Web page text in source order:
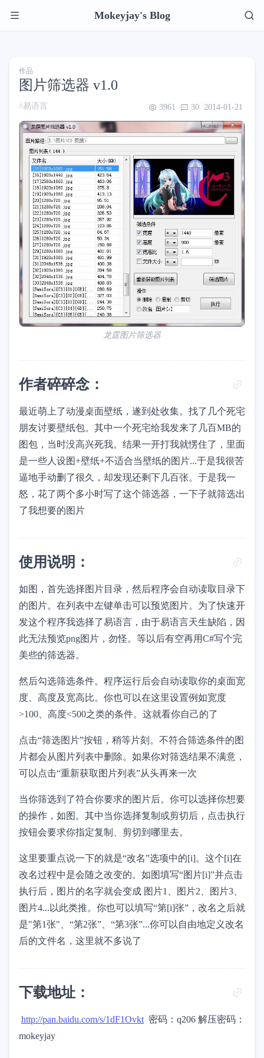
Mokeyjay's Blog
作品
图片筛选器 v1.0
易语言 3961 30 2014-01-21
龙霆图片筛选器
作者碎碎念：
最近萌上了动漫桌面壁纸，遂到处收集。找了几个死宅
朋友讨要壁纸包。其中一个死宅给我发来了几百MB的
图包，当时没高兴死我。结果一开打我就愣住了，里面
是一些人设图+壁纸+不适合当壁纸的图片...于是我很苦
逼地手动删了很久，却发现还剩下几百张。于是我一
怒，花了两个多小时写了这个筛选器，一下子就筛选出
了我想要的图片
使用说明：
如图，首先选择图片目录，然后程序会自动读取目录下
的图片。在列表中左键单击可以预览图片。为了快速开
发这个程序我选择了易语言，由于易语言天生缺陷，因
此无法预览png图片，勿怪。等以后有空再用C#写个完
美些的筛选器。
然后勾选筛选条件。程序运行后会自动读取你的桌面宽
度、高度及宽高比。你也可以在这里设置例如宽度
>100、高度<500之类的条件。这就看你自己的了
点击“筛选图片”按钮，稍等片刻。不符合筛选条件的图
片都会从图片列表中删除。如果你对筛选结果不满意，
可以点击“重新获取图片列表”从头再来一次
当你筛选到了符合你要求的图片后。你可以选择你想要
的操作，如图。其中当你选择复制或剪切后，点击执行
按钮会要求你指定复制、剪切到哪里去。
这里要重点说一下的就是“改名”选项中的[i]。这个[i]在
改名过程中是会随之改变的。如图填写“图片[i]”并点击
执行后，图片的名字就会变成 图片1、图片2、图片3、
图片4...以此类推。你也可以填写“第[i]张”，改名之后就
是"第1张"、“第2张”、“第3张”...你可以自由地定义改名
后的文件名，这里就不多说了
下载地址：
http://pan.baidu.com/s/1dF1Ovkt 密码：q206 解压密码：
mokeyjay